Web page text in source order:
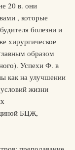
20 в. они
, которые
болезни и
хирургическое
образом
Успехи Ф. в
как на улучшении
жизни
БЦЖ,